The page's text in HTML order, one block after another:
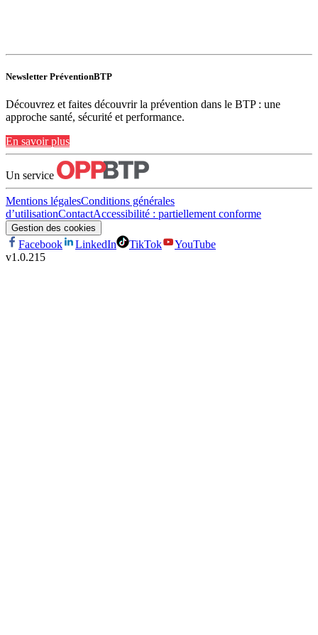
Newsletter PréventionBTP
Découvrez et faites découvrir la prévention dans le BTP : une
approche santé, sécurité et performance.
En savoir plus
Un service
Mentions légalesConditions générales
d’utilisationContactAccessibilité : partiellement conforme
Gestion des cookies
Facebook LinkedIn TikTok
YouTube
v1.0.215